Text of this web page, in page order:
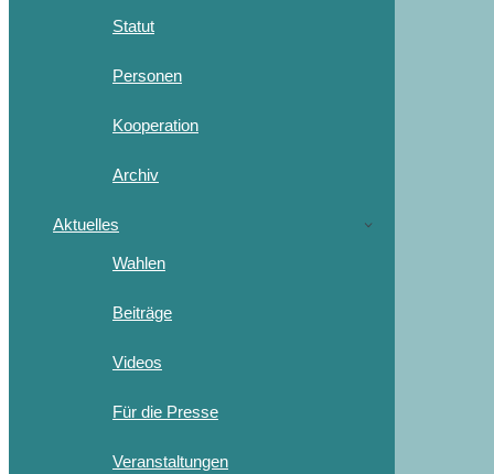
Statut
Personen
Kooperation
Archiv
Aktuelles
Wahlen
Beiträge
Videos
Für die Presse
Veranstaltungen